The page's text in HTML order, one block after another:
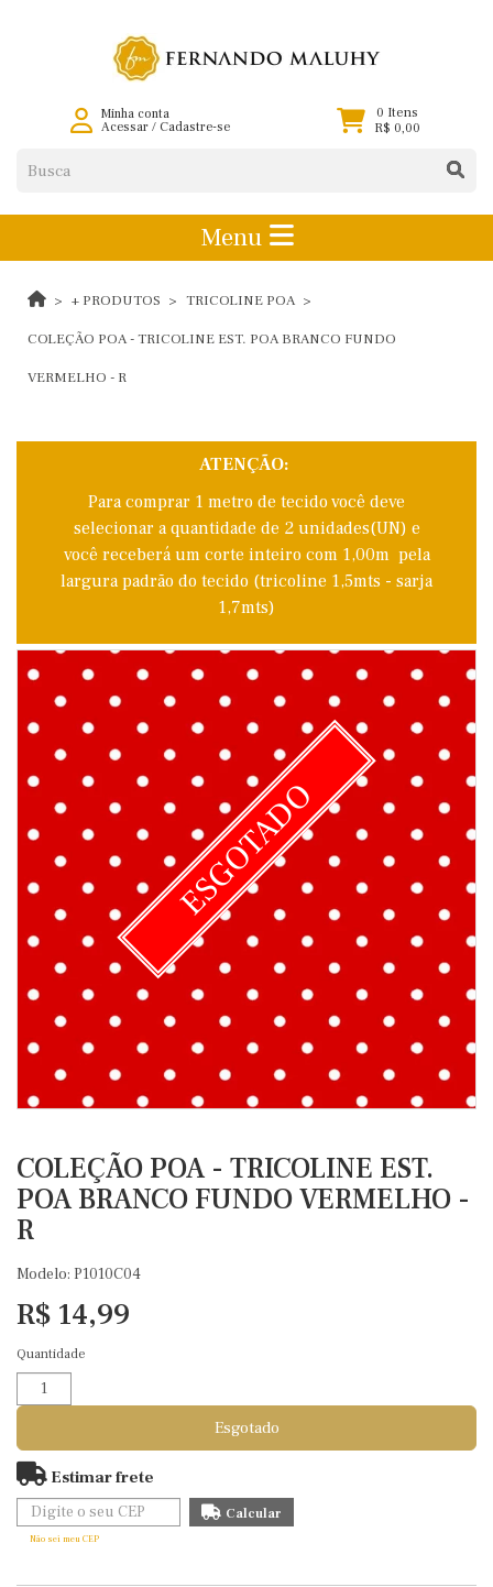
Minha conta
Acessar/ Cadastre-se
0 Itens
R$ 0,00
Menu
+ PRODUTOS TRICOLINE POA
COLEÇÃO POA - TRICOLINE EST. POA BRANCO FUNDO
VERMELHO - R
ATENÇÃO:
Para comprar 1 metro de tecido você deve
selecionar a quantidade de 2 unidades(UN) e
você receberá um corte inteiro com 1,00m pela
largura padrão do tecido (tricoline 1,5mts - sarja
1,7mts)
ESGOTADO
COLEÇÃO POA - TRICOLINE EST.
POA BRANCO FUNDO VERMELHO -
R
Modelo: P1010C04
R$ 14,99
Quantidade
Esgotado
Estimar frete
Não sei meu CEP